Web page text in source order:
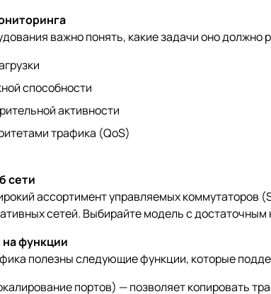
важно понять, какие задачи оно должно
способности
активности
трафика (QoS)
сети
ассортимент управляемых коммутаторов
сетей. Выбирайте модель с
функции
полезны следующие функции, которые
портов) — позволяет копировать